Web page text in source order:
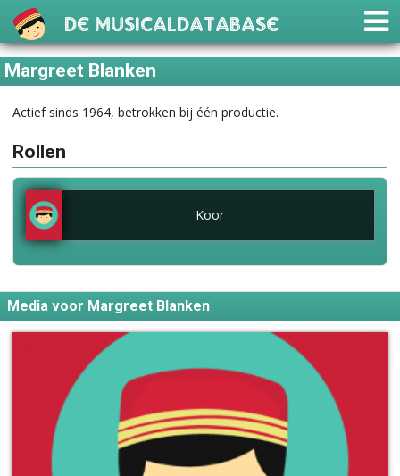
De Musicaldatabase
Margreet Blanken
Actief sinds 1964, betrokken bij één productie.
Rollen
Koor
Media voor Margreet Blanken